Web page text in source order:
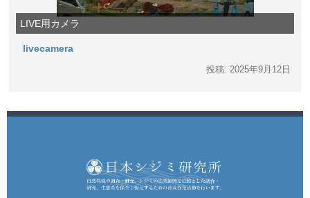
LIVE用カメラ
livecamera
投稿: 2025年9月12日